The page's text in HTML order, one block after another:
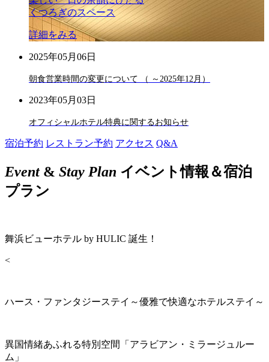
くつろぎのスペース
詳細をみる
2025年05月06日
朝食営業時間の変更について （ ～2025年12月）
2023年05月03日
オフィシャルホテル特典に関するお知らせ
宿泊予約 レストラン予約 アクセス Q&A
Event& Stay Plan イベント情報＆宿泊
プラン
舞浜ビューホテル by HULIC 誕生！
<
ハース・ファンタジーステイ～優雅で快適なホテルステイ～
異国情緒あふれる特別空間「アラビアン・ミラージュルー
ム」